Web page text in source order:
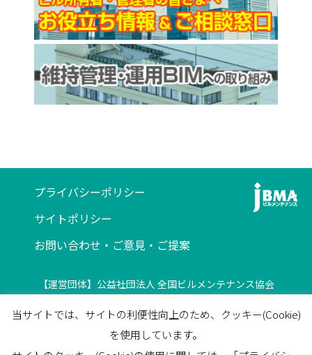
プライバシーポリシー
サイトポリシー
お問い合わせ・ご意見・ご提案
【運営団体】公益社団法人 全国ビルメンテナンス協会
ビルメンテナンス会館5F
03-3805-7560 / FAX 03-3805-7561
当サイトでは、サイトの利便性向上のため、クッキー(Cookie)
を使用しています。